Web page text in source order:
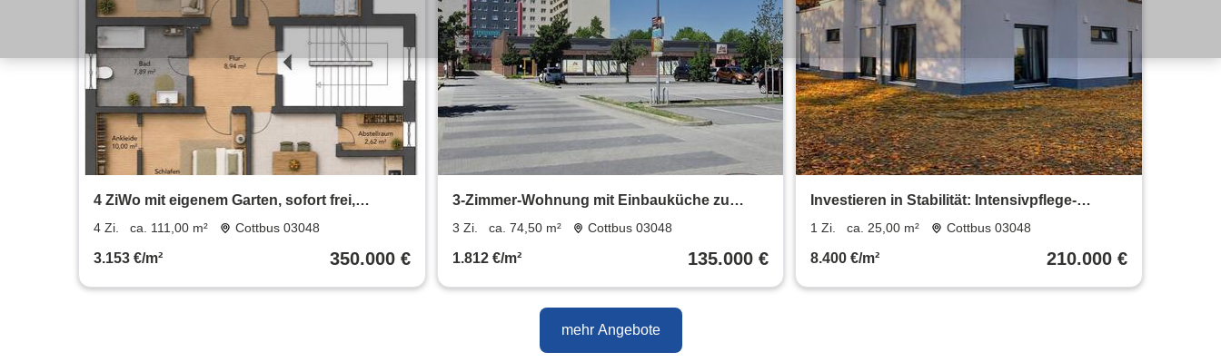
4 ZiWo mit eigenem Garten, sofort frei,
Provisionsfrei
4 Zi. ca. 111,00 m² Cottbus 03048
3.153 €/m² 350.000 €
3-Zimmer-Wohnung mit Einbauküche zu
verkaufen
3 Zi. ca. 74,50 m² Cottbus 03048
1.812 €/m² 135.000 €
Investieren in Stabilität: Intensivpflege-
Apartment in Cottbus mit 5,5%
1 Zi. ca. 25,00 m² Cottbus 03048
8.400 €/m² 210.000 €
mehr Angebote